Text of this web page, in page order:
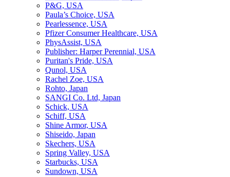
P&G, USA
Paula’s Choice, USA
Pearlessence, USA
Pfizer Consumer Healthcare, USA
PhysAssist, USA
Publisher: Harper Perennial, USA
Puritan's Pride, USA
Qunol, USA
Rachel Zoe, USA
Rohto, Japan
SANGI Co. Ltd, Japan
Schick, USA
Schiff, USA
Shine Armor, USA
Shiseido, Japan
Skechers, USA
Spring Valley, USA
Starbucks, USA
Sundown, USA